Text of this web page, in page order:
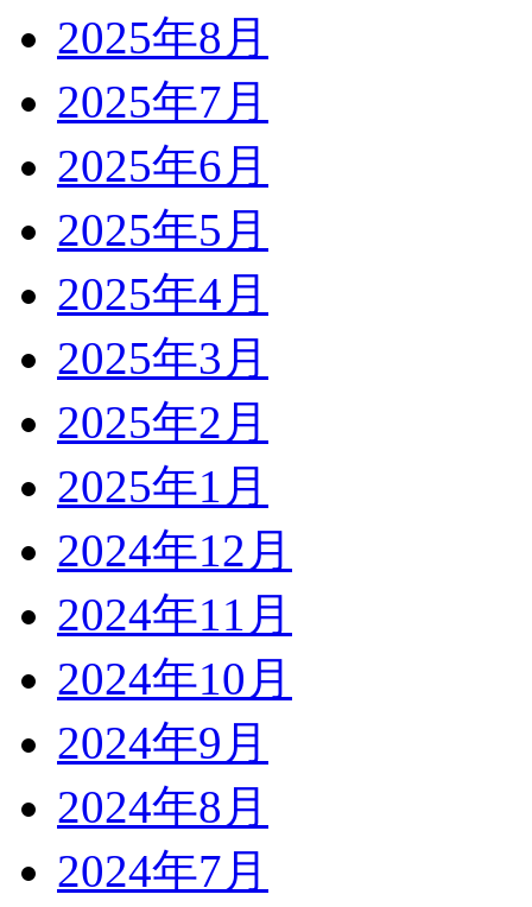
2025年8月
2025年7月
2025年6月
2025年5月
2025年4月
2025年3月
2025年2月
2025年1月
2024年12月
2024年11月
2024年10月
2024年9月
2024年8月
2024年7月